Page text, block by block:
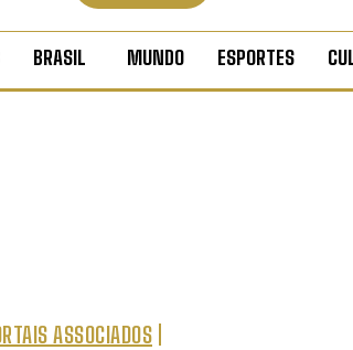
BRASIL MUNDO ESPORTES
ASSOCIADOS